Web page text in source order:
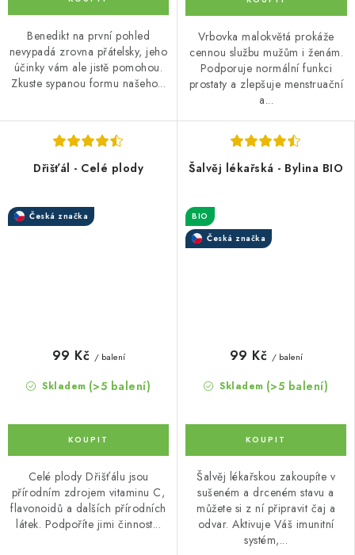
Benedikt na první pohled
nevypadá zrovna přátelsky, jeho
účinky vám ale jistě pomohou.
Zkuste sypanou formu našeho...
Vrbovka malokvětá prokáže
cennou službu mužům i ženám.
Podporuje normální funkci
prostaty a zlepšuje menstruační
a...
Dřišťál - Celé plody
Česká značka
Skladem (>5 balení)
99 Kč / balení
Celé plody Dřišťálu jsou
přírodním zdrojem vitaminu C,
flavonoidů a dalších přírodních
látek. Podpoříte jimi činnost...
Šalvěj lékařská - Bylina BIO
BIO
Česká značka
Skladem (>5 balení)
99 Kč / balení
Šalvěj lékařskou zakoupíte v
sušeném a drceném stavu a
můžete si z ní připravit čaj a
odvar. Aktivuje Váš imunitní
systém,...